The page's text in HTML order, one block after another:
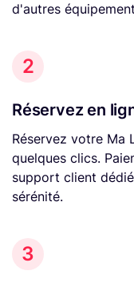
d'autres
2
Réservez en
Réservez votre Ma
quelques clics.
support client
sérénité.
3